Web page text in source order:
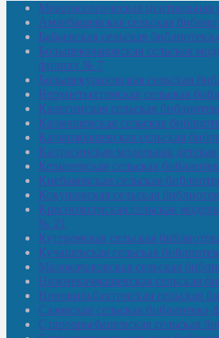
Межпоселенческая центральная
Амзибашевская сельская
Бабаевская сельская
Большекачаковская сельская
филиал № 7
Большекуразовская сельская
Верхнетыхтемская сельская
Калегинская сельская
Калмашевская сельская
Калмиябашевская сельская
Калтасинская модельная
Кельтеевская сельская
Киебаковская сельская
Кокушевская сельская
Краснохолмская сельская
№ 21
Кутеремская сельская
Кучашевская сельская
Малокачаковская сельская
Нижнекачмашевская сельская
Новокильбахтинская сельская
Сазовская сельская
Староорьебашевская сельская